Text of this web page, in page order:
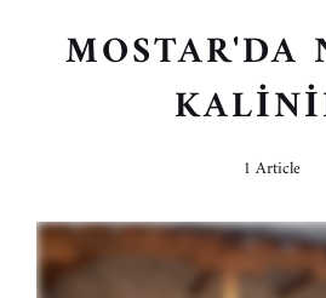
MOSTAR'DA
1 Article